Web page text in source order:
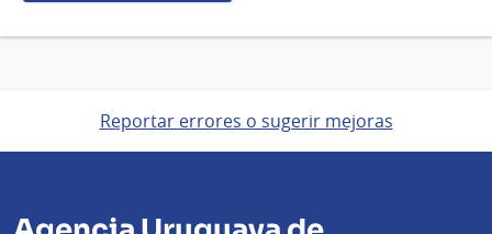
Reportar errores o sugerir mejoras